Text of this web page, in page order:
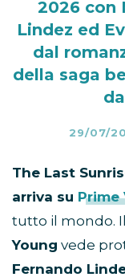
2026 con
Lindez ed
dal
della saga
29/07/
The Last
arriva su Prime
tutto il mondo.
Young vede
Fernando